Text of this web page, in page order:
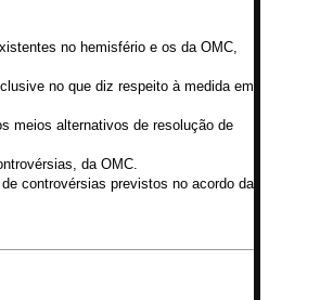
no hemisfério e os da OMC,
no que diz respeito à medida em
meios alternativos de resolução de
da OMC.
controvérsias previstos no acordo da